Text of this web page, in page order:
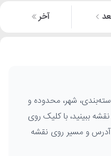
آخر
دسته‌بندی، شهر، محدوده و
ببینید، با کلیک روی
آدرس و مسیر روی نقشه